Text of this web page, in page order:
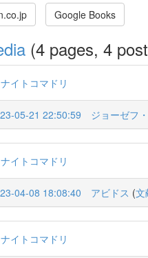
Google Books
(4 pages, 4
ナイトコマドリ
05-21 22:50:59 ジョーゼフ
ナイトコマドリ
04-08 18:08:40 アビドス (文
ナイトコマドリ